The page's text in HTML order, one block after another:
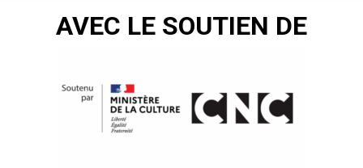
AVEC LE SOUTIEN DE